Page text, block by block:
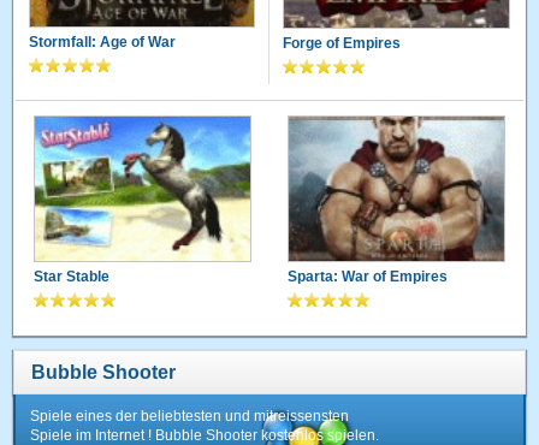
Stormfall: Age of War Forge of Empires
Star Stable Sparta: War of Empires
Bubble Shooter
Spiele eines der beliebtesten und mitreissensten
Spiele im Internet ! Bubble Shooter kostenlos spielen.